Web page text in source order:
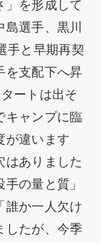
」を形成して
選手、黒川
手と早期再契
を支配下へ昇
ートは出そ
キャンプに臨
が違います
はありました
の量と質」
誰か一人欠け
したが、今季